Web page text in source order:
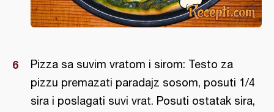
Pizza sa suvim vratom i sirom: Testo za
pizzu premazati paradajz sosom, posuti 1/4
sira i poslagati suvi vrat. Posuti ostatak sira,